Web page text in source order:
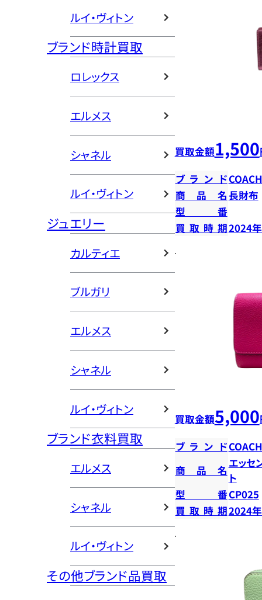
ルイ・ヴィトン
ブランド時計買取
ロレックス
エルメス
シャネル
ルイ・ヴィトン
ジュエリー
カルティエ
ブルガリ
エルメス
シャネル
ルイ・ヴィトン
ブランド衣料買取
エルメス
シャネル
ルイ・ヴィトン
その他ブランド品買取
買取金額1,500
ブランドCOACH
商品名長財布
型番
買取時期2024
買取金額5,000
ブランドCOACH
商品名
エッセ
ト
型番CP025
買取時期2024